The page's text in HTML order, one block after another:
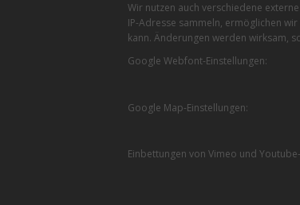
Wir nutzen auch verschiedene
IP-Adresse sammeln, ermöglichen
kann. Änderungen werden wirksam,
Google Webfont-Einstellungen:
Google Map-Einstellungen:
Einbettungen von Vimeo und